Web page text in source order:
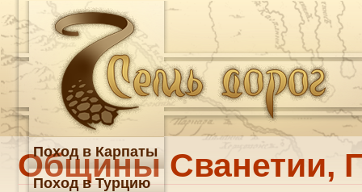
Общины Сванетии,
Поход в Карпаты
Поход в Турцию